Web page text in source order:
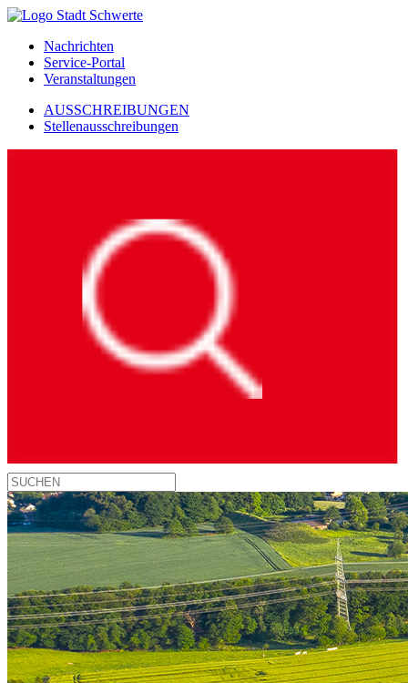
Nachrichten
Service-Portal
Veranstaltungen
AUSSCHREIBUNGEN
Stellenausschreibungen